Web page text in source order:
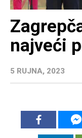
najveći
5 RUJNA, 2023